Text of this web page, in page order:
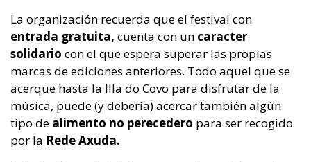
La organización recuerda que el festival con
entrada gratuita, cuenta con un caracter
solidario con el que espera superar las propias
marcas de ediciones anteriores. Todo aquel que se
acerque hasta la Illa do Covo para disfrutar de la
música, puede (y debería) acercar también algún
tipo de alimento no perecedero para ser recogido
por la Rede Axuda.